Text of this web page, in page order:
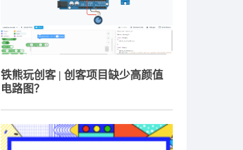
铁熊玩创客 | 创客项目缺少高颜值
电路图？